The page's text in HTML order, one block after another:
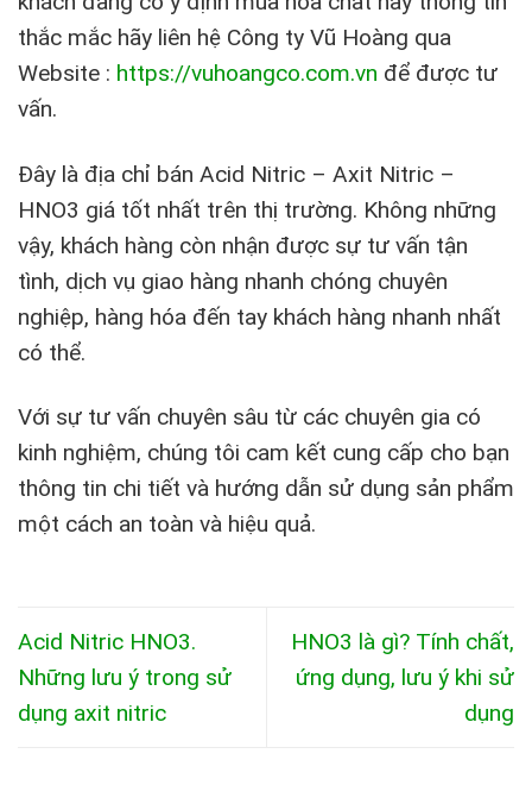
thắc mắc hãy liên hệ Công ty Vũ Hoàng qua
Website : https://vuhoangco.com.vn để được tư
vấn.
Đây là địa chỉ bán Acid Nitric – Axit Nitric –
HNO3 giá tốt nhất trên thị trường. Không những
vậy, khách hàng còn nhận được sự tư vấn tận
tình, dịch vụ giao hàng nhanh chóng chuyên
nghiệp, hàng hóa đến tay khách hàng nhanh nhất
có thể.
Với sự tư vấn chuyên sâu từ các chuyên gia có
kinh nghiệm, chúng tôi cam kết cung cấp cho bạn
thông tin chi tiết và hướng dẫn sử dụng sản phẩm
một cách an toàn và hiệu quả.
Acid Nitric HNO3.
Những lưu ý trong sử
dụng axit nitric
HNO3 là gì? Tính chất,
ứng dụng, lưu ý khi sử
dụng